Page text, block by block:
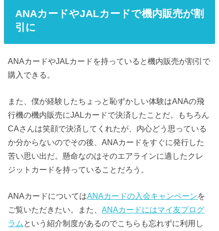
ANAカードやJALカードで機内販売が割
引に
ANAカードやJALカードを持っていると機内販売が割引で
購入できる。
また、僕が経験したちょっと恥ずかしい体験はANAの飛
行機の機内販売にJALカードで決済したことだ。もちろん
CAさんは笑顔で決済してくれたが、内心どう思っている
か分からないのでその後、ANAカードをすぐに発行した
苦い思い出だ。懸命なのはそのエアラインに適したクレ
ジットカードを持っていることだろう。
ANAカードについてはANAカードの入会キャンペーンを
ご覧いただきたい。また、ANAカードにはマイ友プログ
ラム という紹介制度があるのでこちらも忘れずに利用し